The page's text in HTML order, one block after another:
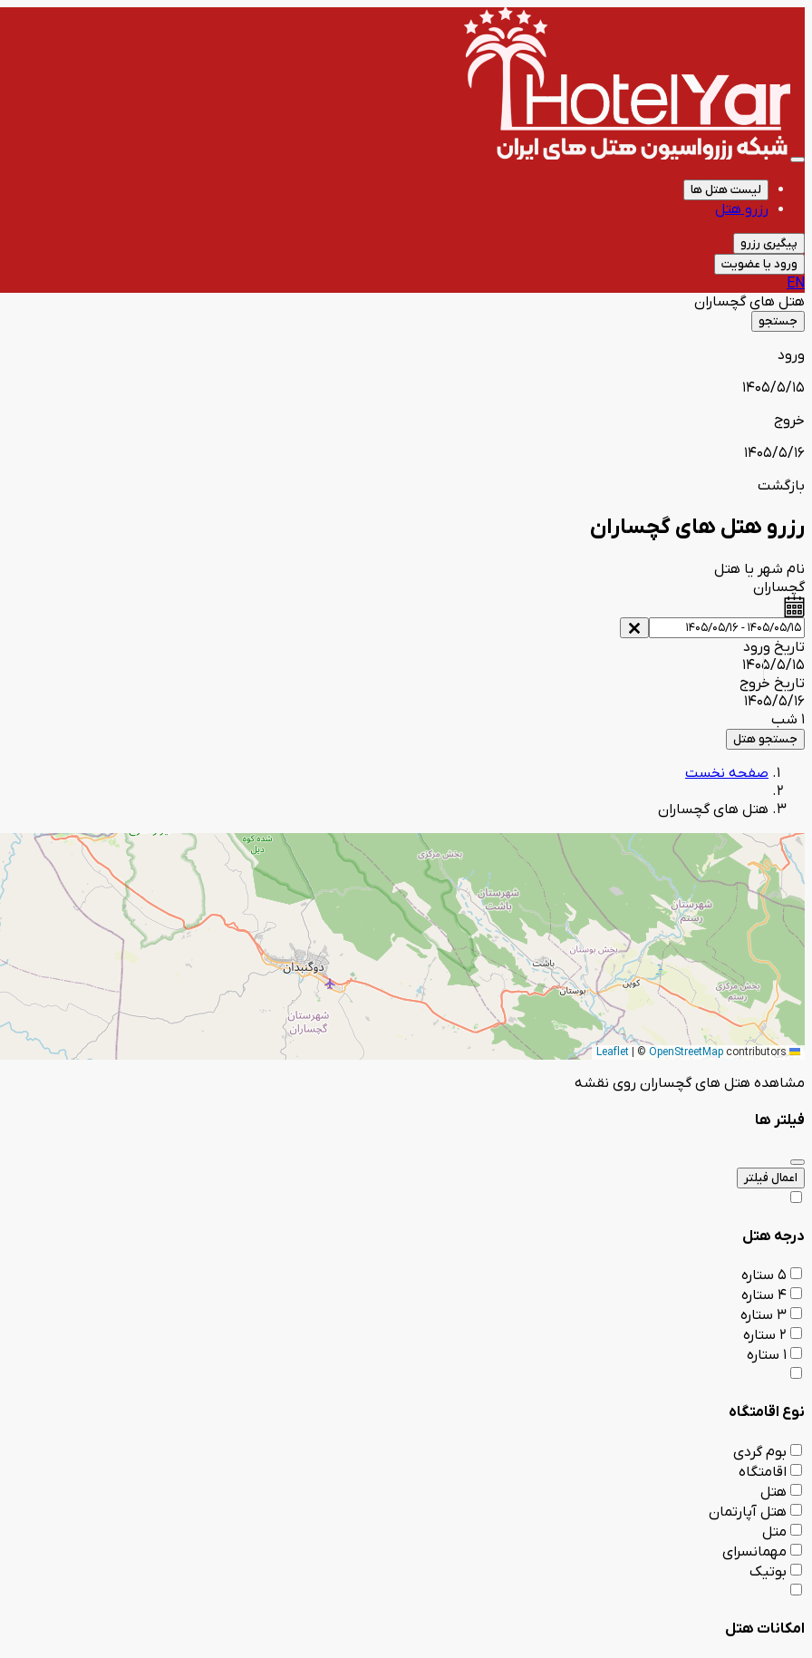
لیست هتل ها
رزرو هتل
پیگیری رزرو
ورود یا عضویت
EN
هتل هایگچساران
جستجو
ورود
1405/5/15
خروج
1405/5/16
بازگشت
رزرو هتل های گچساران
نام شهر یا هتل
گچساران
تاریخ ورود
1405/5/15
تاریخ خروج
1405/5/16
1 شب
جستجو هتل
صفحه نخست
هتل های گچساران
Leaflet
© OpenStreetMapcontributors
مشاهده هتل های گچساران روی نقشه
فیلتر ها
اعمال فیلتر
درجه هتل
5 ستاره
4 ستاره
3 ستاره
2 ستاره
1 ستاره
نوع اقامتگاه
بوم گردی
اقامتگاه
هتل
هتل آپارتمان
متل
مهمانسرای
بوتیک
امکانات هتل